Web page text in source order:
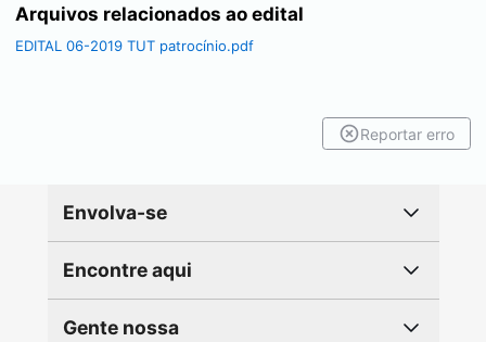
Arquivos relacionados ao edital
EDITAL 06-2019 TUT patrocínio.pdf
Reportar erro
Envolva-se
Encontre aqui
Gente nossa